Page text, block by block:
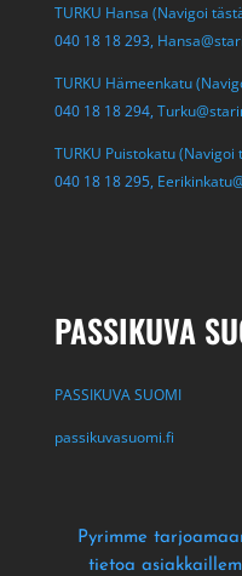
TURKU Hansa (Navigoi
040 18 18 293,
TURKU Hämeenkatu
040 18 18 294,
TURKU Puistokatu (Navigoi
040 18 18 295,
PASSIKUVA
PASSIKUVA SUOMI
passikuvasuomi.fi
Pyrimme
tietoa